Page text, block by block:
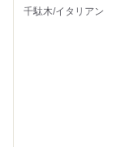
千駄木/イタリアン